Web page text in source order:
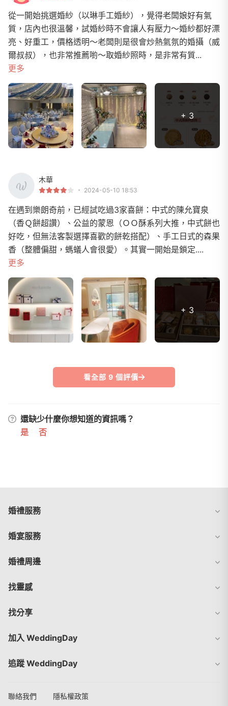
從一開始挑選婚紗（以琳手工婚紗），覺得老闆娘好有氣
質，店內也很溫馨，試婚紗時不會讓人有壓力～婚紗都好漂
亮、好重工，價格透明～老闆則是很會炒熱氣氛的婚攝（威
爾叔叔），也非常推薦喲～取婚紗照時，是非常有質...
更多
+ 3
木華
2024-05-10 18:53
在遇到樂朗奇前，已經試吃過3家喜餅：中式的陳允寶泉
（香Ｑ餅超讚）、公益的蒙恩（ＯＯ酥系列大推，中式餅也
好吃，但無法客製選擇喜歡的餅乾搭配）、手工日式的森果
香（整體偏甜，螞蟻人會很愛）。其實一開始是鎖定....
更多
+ 3
看全部 9 個評價
還缺少什麼你想知道的資訊嗎？
是
否
婚禮服務
婚宴服務
婚禮周邊
找靈感
找分享
加入 WeddingDay
追蹤 WeddingDay
聯絡我們 隱私權政策